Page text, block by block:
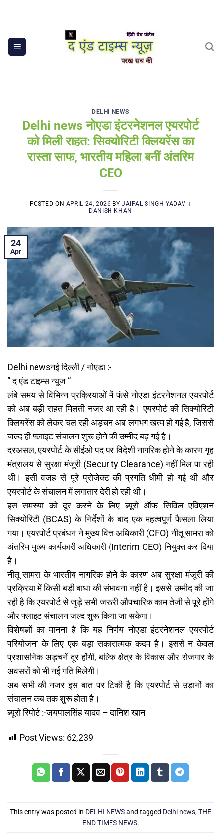
DELHI NEWS
Delhi news नोएडा इंटरनेशनल एयरपोर्ट
को मिली राहत: सिक्योरिटी क्लियरेंस का
रास्ता साफ, भारतीय महिला बनीं अंतरिम
CEO
POSTED ON APRIL 24, 2026 BY JAIPAL SINGH YADAV ।
DANISH KHAN
24
Apr
Delhi newsनई दिल्ली / नोएडा :-
” द एंड टाइम्स न्यूज ”
लंबे समय से विभिन्न प्रक्रियाओं में फंसे नोएडा इंटरनेशनल एयरपोर्ट
को अब बड़ी राहत मिलती नजर आ रही है। एयरपोर्ट की सिक्योरिटी
क्लियरेंस को लेकर चल रही अड़चन अब लगभग खत्म हो गई है, जिससे
जल्द ही फ्लाइट संचालन शुरू होने की उम्मीद बढ़ गई है।
दरअसल, एयरपोर्ट के सीईओ पद पर विदेशी नागरिक होने के कारण गृह
मंत्रालय से सुरक्षा मंजूरी (Security Clearance) नहीं मिल पा रही
थी। इसी वजह से पूरे प्रोजेक्ट की प्रगति धीमी हो गई थी और
एयरपोर्ट के संचालन में लगातार देरी हो रही थी।
इस समस्या को दूर करने के लिए ब्यूरो ऑफ सिविल एविएशन
सिक्योरिटी (BCAS) के निर्देशों के बाद एक महत्वपूर्ण फैसला लिया
गया। एयरपोर्ट प्रबंधन ने मुख्य वित्त अधिकारी (CFO) नीतू सामरा को
अंतरिम मुख्य कार्यकारी अधिकारी (Interim CEO) नियुक्त कर दिया
है।
नीतू सामरा के भारतीय नागरिक होने के कारण अब सुरक्षा मंजूरी की
प्रक्रिया में किसी बड़ी बाधा की संभावना नहीं है। इससे उम्मीद की जा
रही है कि एयरपोर्ट से जुड़े सभी जरूरी औपचारिक काम तेजी से पूरे होंगे
और फ्लाइट संचालन जल्द शुरू किया जा सकेगा।
विशेषज्ञों का मानना है कि यह निर्णय नोएडा इंटरनेशनल एयरपोर्ट
परियोजना के लिए एक बड़ा सकारात्मक कदम है। इससे न केवल
प्रशासनिक अड़चनें दूर होंगी, बल्कि क्षेत्र के विकास और रोजगार के
अवसरों को भी नई गति मिलेगी।
अब सभी की नजर इस बात पर टिकी है कि एयरपोर्ट से उड़ानों का
संचालन कब तक शुरू होता है।
ब्यूरो रिपोर्ट :-जयपालसिंह यादव – दानिश खान
Post Views: 62,239
This entry was posted in DELHI NEWSand tagged Delhi news,THE
END TIMES NEWS.